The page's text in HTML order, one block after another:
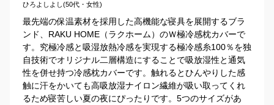
ひろよしよし(50代・女性)
最先端の保温素材を採用した高機能な寝具を展開するブラ
ンド、RAKU HOME（ラクホーム）のＷ極冷感枕カバーで
す。究極冷感と吸湿放熱冷感を実現する極冷感糸100％を独
自技術でオリジナル二層構造にすることで吸放湿性と通気
性を併せ持つ冷感枕カバーです。触れるとひんやりした感
触に汗をかいても高吸放湿ナイロン繊維が吸い取ってくれ
るため寝苦しい夏の夜にぴったりです。5つのサイズがあ